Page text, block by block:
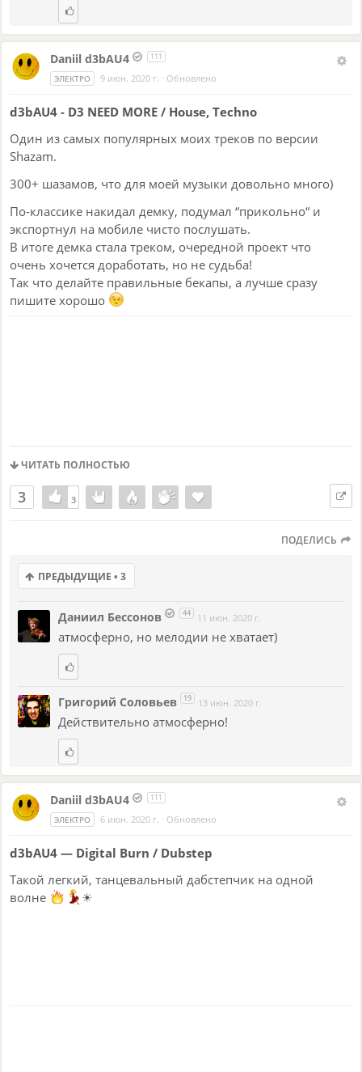
Daniil d3bAU4 111
ЭЛЕКТРО 9 июн. 2020 г. · Обновлено
d3bAU4 - D3 NEED MORE / House, Techno
Один из самых популярных моих треков по версии
Shazam.
300+ шазамов, что для моей музыки довольно много)
По-классике накидал демку, подумал “прикольно“ и
экспортнул на мобиле чисто послушать.
В итоге демка стала треком, очередной проект что
очень хочется доработать, но не судьба!
Так что делайте правильные бекапы, а лучше сразу
пишите хорошо
ЧИТАТЬ ПОЛНОСТЬЮ
3 3
3
ПОДЕЛИСЬ
ПРЕДЫДУЩИЕ • 3
Даниил Бессонов 44 11 июн. 2020 г.
атмосферно, но мелодии не хватает)
Григорий Соловьев 19 13 июн. 2020 г.
Действительно атмосферно!
Daniil d3bAU4 111
ЭЛЕКТРО 6 июн. 2020 г. · Обновлено
d3bAU4 — Digital Burn / Dubstep
Такой легкий, танцевальный дабстепчик на одной
волне
☀